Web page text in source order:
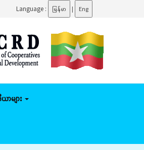
....... ပြည်ထောင်စုဝန်ကြီး ဦးမျိုးဇော်သိမ်း နေပြည်တော်က
Language : မြန်မာ | Eng
များ